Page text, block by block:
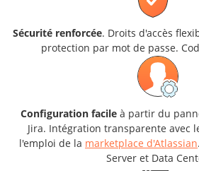
Sécurité renforcée. Droits d'accès
protection par mot de passe.
Configuration facile à partir du
Jira. Intégration transparente avec
l'emploi de la marketplace d'Atlassian
Server et Data